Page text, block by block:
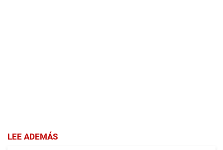
LEE ADEMÁS